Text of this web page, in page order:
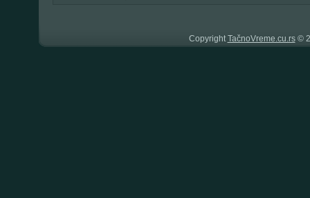
CopyrightTačnoVreme.cu.rs©